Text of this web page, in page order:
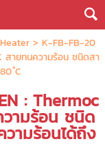
> K-FB-FB-20
สายทนความร้อน ชนิดสา
C
: Thermoc
ามร้อน ชนิด
ามร้อนได้ถึง